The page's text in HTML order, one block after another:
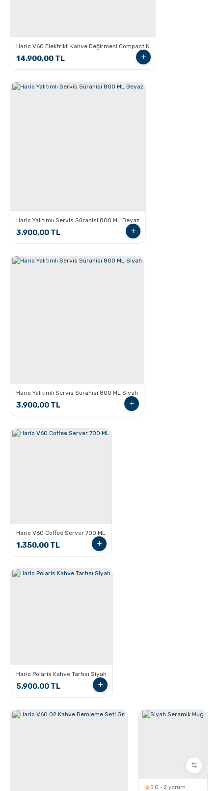
Chemex kullanarak kahve demleme nasıl yapılır?
GROSCHE Milano Moka pot ile Espresso Nasıl
GROSCHE Dublin French Press
Hario V60 Elektrikli Kahve Değirmeni Compact N
14.900,00 TL
Hario Yalıtımlı Servis Sürahisi 800 ML Beyaz
3.900,00 TL
Hario Yalıtımlı Servis Sürahisi 800 ML Siyah
3.900,00 TL
Hario V60 Coffee Server 700 ML
1.350,00 TL
Hario Polaris Kahve Tartısı Siyah
5.900,00 TL
5.0 · 2 yorum